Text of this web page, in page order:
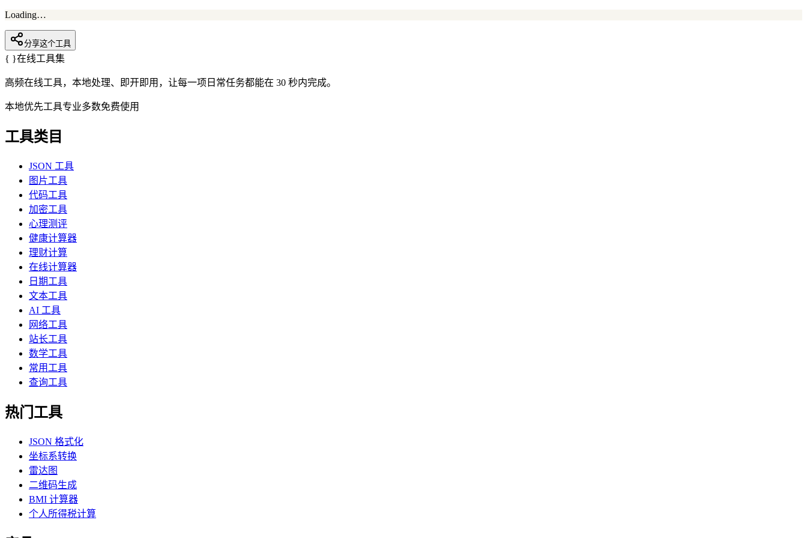
Loading…
分享这个工具
{ }在线工具集
高频在线工具，本地处理、即开即用，让每一项日常任务都能在 30 秒内完成。
本地优先工具专业多数免费使用
工具类目
JSON 工具
图片工具
代码工具
加密工具
心理测评
健康计算器
理财计算
在线计算器
日期工具
文本工具
AI 工具
网络工具
站长工具
数学工具
常用工具
查询工具
热门工具
JSON 格式化
坐标系转换
雷达图
二维码生成
BMI 计算器
个人所得税计算